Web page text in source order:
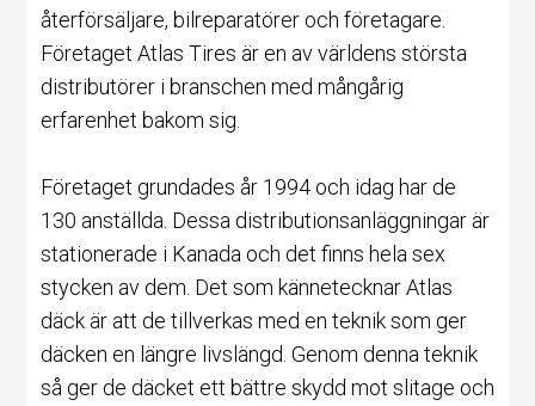
återförsäljare, bilreparatörer och företagare.
Företaget Atlas Tires är en av världens största
distributörer i branschen med mångårig
erfarenhet bakom sig.
Företaget grundades år 1994 och idag har de
130 anställda. Dessa distributionsanläggningar är
stationerade i Kanada och det finns hela sex
stycken av dem. Det som kännetecknar Atlas
däck är att de tillverkas med en teknik som ger
däcken en längre livslängd. Genom denna teknik
så ger de däcket ett bättre skydd mot slitage och